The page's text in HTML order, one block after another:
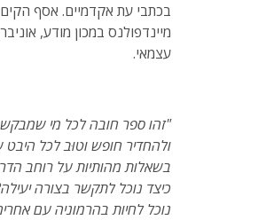
בכתבי עת אקדמיים. אסף
מיינדפולנס במכון מודע,
עצמאי.
"זהו ספר חובה לכל מי שמבקש
ולהחדיר חופש וטוּב לכל
בשאלות מהותיות על רוחב
כיצד נוכל לתקשר בצורה
נוכל לחיות בהרמוניה עם